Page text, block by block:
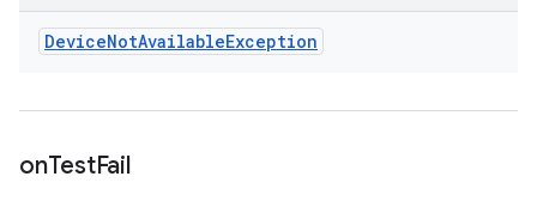
DeviceNotAvailableException
onTestFail